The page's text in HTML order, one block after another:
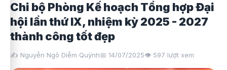
Chi bộ Phòng Kế hoạch Tổng hợp Đại
hội lần thứ IX, nhiệm kỳ 2025 - 2027
thành công tốt đẹp
✍️ Nguyễn Ngô Diễm Quỳnh📅 14/07/2025👁️ 597 lượt xem